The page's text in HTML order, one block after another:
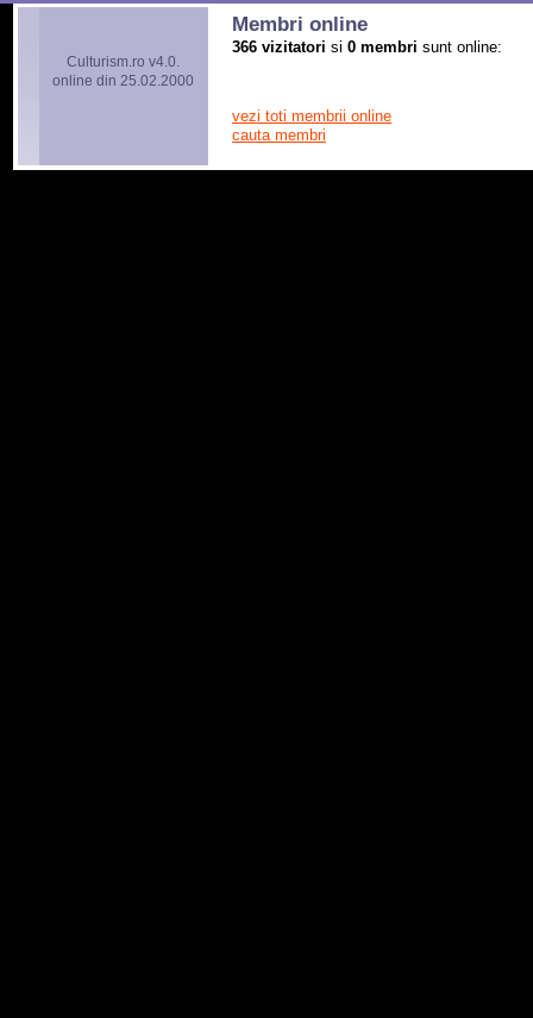
Culturism.ro v4.0.
online din 25.02.2000
Membri online
366 vizitatori si 0 membri sunt online:
vezi toti membrii online
cauta membri